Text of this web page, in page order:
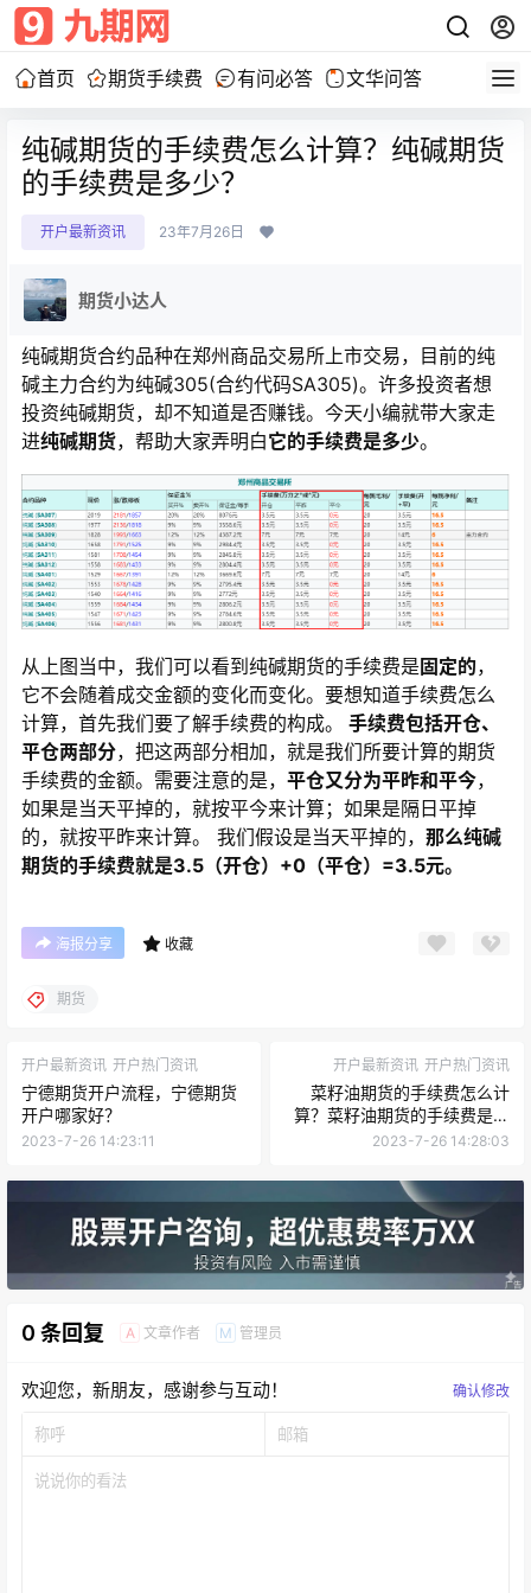
首页 期货手续费 有问必答 文华问答
纯碱期货的手续费怎么计算？纯碱期货
的手续费是多少？
开户最新资讯 23年7月26日
期货小达人
纯碱期货合约品种在郑州商品交易所上市交易，目前的纯
碱主力合约为纯碱305(合约代码SA305)。许多投资者想
投资纯碱期货，却不知道是否赚钱。今天小编就带大家走
进纯碱期货，帮助大家弄明白它的手续费是多少。
从上图当中，我们可以看到纯碱期货的手续费是 固定的，
它不会随着成交金额的变化而变化。要想知道手续费怎么
计算，首先我们要了解手续费的构成。
手续费包括开仓、
平仓两部分，把这两部分相加，就是我们所要计算的期货
手续费的金额。需要注意的是， 平仓又分为平昨和平今，
如果是当天平掉的，就按平今来计算；如果是隔日平掉
的，就按平昨来计算。 我们假设是当天平掉的， 那么纯碱
期货的手续费就是3.5（开仓）+0（平仓）=3.5元。
海报分享 收藏
期货
开户最新资讯 开户热门资讯
宁德期货开户流程，宁德期货
开户哪家好？
2023-7-26 14:23:11
开户最新资讯 开户热门资讯
菜籽油期货的手续费怎么计
算？菜籽油期货的手续费是多
少？
2023-7-26 14:28:03
0 条回复 A 文章作者 M 管理员
欢迎您，新朋友，感谢参与互动！ 确认修改